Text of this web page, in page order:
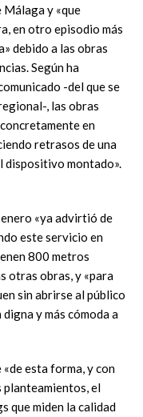
y «que
en otro episodio más
debido a las obras
Según ha
-del que se
, las obras
en
retrasos de una
dispositivo montado».
«ya advirtió de
este servicio en
800 metros
otras obras, y «para
sin abrirse al público
y más cómoda a
esta forma, y con
planteamientos, el
que miden la calidad